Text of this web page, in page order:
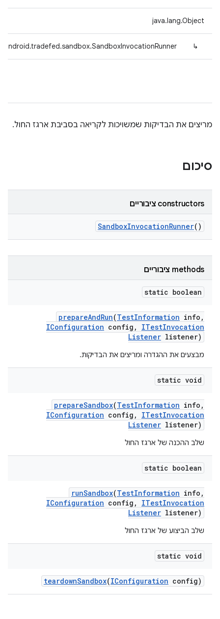
java.lang.Object
↳
מריצים את הבדיקות שמשויכות לקריאה בסביבת ארגז החול.
סיכום
‫constructors ציבוריים
SandboxInvocationRunner()
‫methods ציבוריים
static boolean
prepareAndRun(TestInformation info ,
IConfiguration config , ITestInvocation
Listener listener)
מבצעים את ההגדרה ומריצים את הבדיקות.
static void
prepareSandbox(TestInformation info ,
IConfiguration config , ITestInvocation
Listener listener)
שלב ההכנה של ארגז החול
static boolean
runSandbox(TestInformation info ,
IConfiguration config , ITestInvocation
Listener listener)
שלב הביצוע של ארגז החול
static void
teardownSandbox(IConfiguration config)